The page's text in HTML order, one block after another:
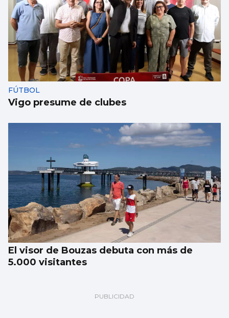
FÚTBOL
Vigo presume de clubes
El visor de Bouzas debuta con más de
5.000 visitantes